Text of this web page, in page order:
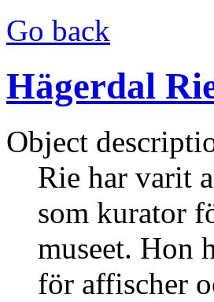
Go back
Hägerdal
Object
Rie har varit
som kurator
museet. Hon
för affischer